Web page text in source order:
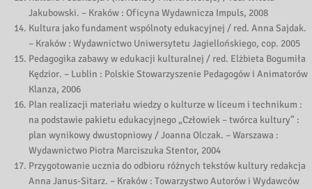
Jakubowski. – Kraków : Oficyna Wydawnicza Impuls, 2008
Kultura jako fundament wspólnoty edukacyjnej / red. Anna Sajdak.
– Kraków : Wydawnictwo Uniwersytetu Jagiellońskiego, cop. 2005
Pedagogika zabawy w edukacji kulturalnej / red. Elżbieta Bogumiła
Kędzior. – Lublin : Polskie Stowarzyszenie Pedagogów i Animatorów
Klanza, 2006
Plan realizacji materiału wiedzy o kulturze w liceum i technikum :
na podstawie pakietu edukacyjnego „Człowiek – twórca kultury” :
plan wynikowy dwustopniowy / Joanna Olczak. – Warszawa :
Wydawnictwo Piotra Marciszuka Stentor, 2004
Przygotowanie ucznia do odbioru różnych tekstów kultury redakcja
Anna Janus-Sitarz. – Kraków : Towarzystwo Autorów i Wydawców